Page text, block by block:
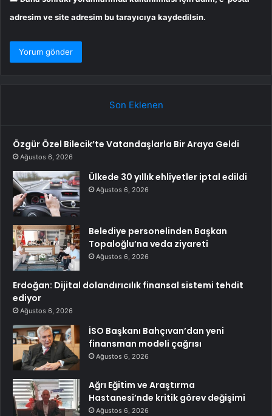
adresim ve site adresim bu tarayıcıya kaydedilsin.
Son Eklenen
Özgür Özel Bilecik’te Vatandaşlarla Bir Araya Geldi
Ağustos 6, 2026
Ülkede 30 yıllık ehliyetler iptal edildi
Ağustos 6, 2026
Belediye personelinden Başkan
Topaloğlu’na veda ziyareti
Ağustos 6, 2026
Erdoğan: Dijital dolandırıcılık finansal sistemi tehdit
ediyor
Ağustos 6, 2026
İSO Başkanı Bahçıvan’dan yeni
finansman modeli çağrısı
Ağustos 6, 2026
Ağrı Eğitim ve Araştırma
Hastanesi’nde kritik görev değişimi
Ağustos 6, 2026